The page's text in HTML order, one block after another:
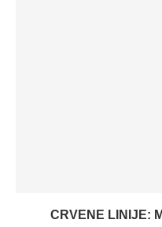
CRVENE LINIJE: